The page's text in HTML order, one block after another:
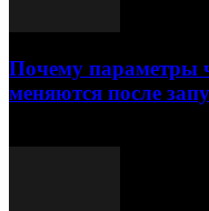
Почему параметры
меняются после